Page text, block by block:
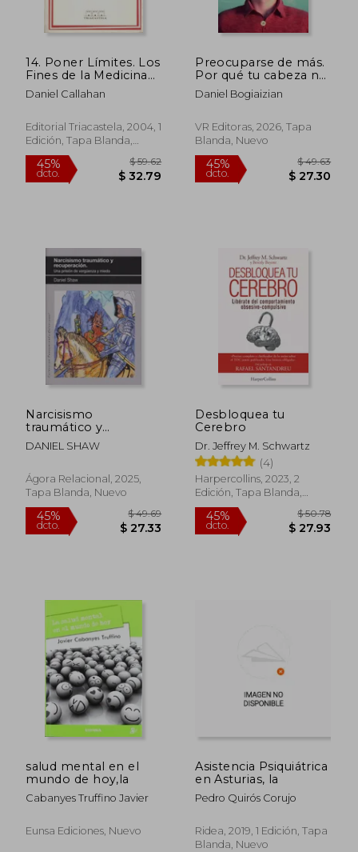
dcto. $ 22.31
14. Poner Límites. Los
Fines de la Medicina
en una Sociedad que
Envejece
Daniel Callahan
Editorial Triacastela, 2004, 1
Edición, Tapa Blanda,
Nuevo
45%
dcto. $ 32.79
Preocuparse de más.
Por qué tu cabeza no
se detiene y cómo
apagar el ruido
Daniel Bogiaizian
VR Editoras, 2026, Tapa
Blanda, Nuevo
45%
dcto. $
Narcisismo
traumático y
recuperación. Una
prisión de vergüenza
DANIEL SHAW
Ágora Relacional, 2025,
Tapa Blanda, Nuevo
Desbloquea tu
Cerebro
Dr. Jeffrey M. Schwartz
(4)
Harpercollins, 2023, 2
Edición, Tapa Blanda,
Nuevo
salud mental en el
mundo de hoy,la
Cabanyes Truffino Javier
Eunsa Ediciones, Nuevo
Asistencia Psiquiátrica
en Asturias, la
Pedro Quirós Corujo
Ridea, 2019, 1 Edición, Tapa
Blanda, Nuevo